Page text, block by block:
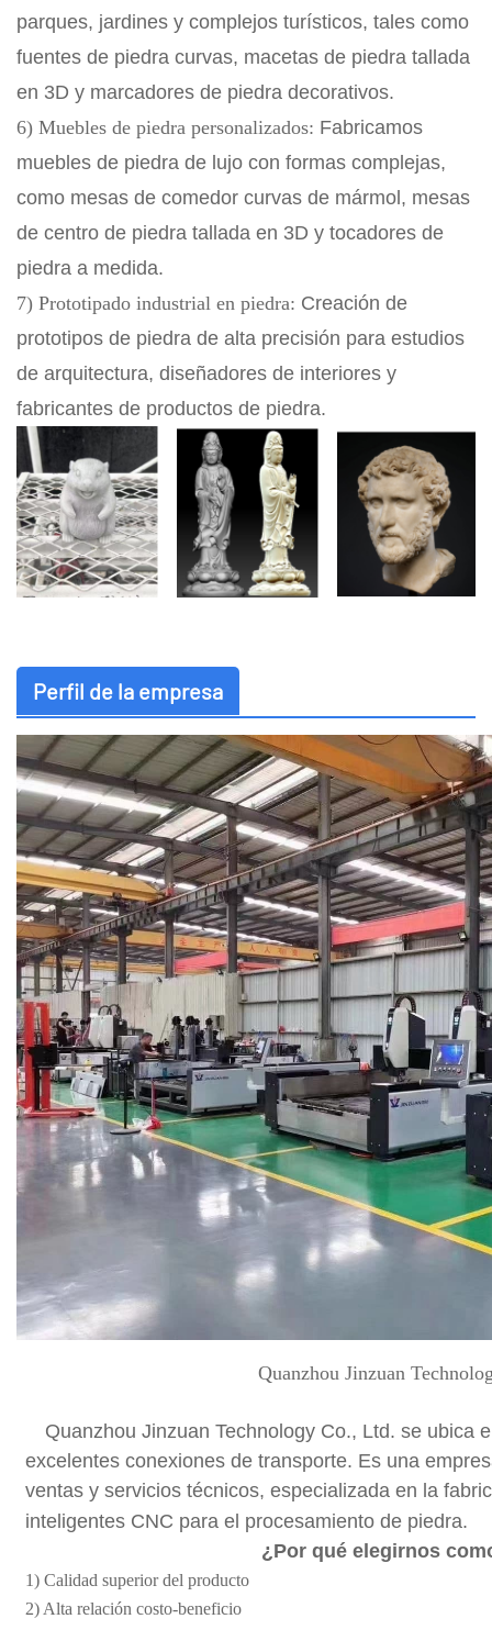
parques, jardines y complejos turísticos, tales como
fuentes de piedra curvas, macetas de piedra tallada
en 3D y marcadores de piedra decorativos.
6) Muebles de piedra personalizados: Fabricamos
muebles de piedra de lujo con formas complejas,
como mesas de comedor curvas de mármol, mesas
de centro de piedra tallada en 3D y tocadores de
piedra a medida.
7) Prototipado industrial en piedra: Creación de
prototipos de piedra de alta precisión para estudios
de arquitectura, diseñadores de interiores y
fabricantes de productos de piedra.
Perfil de la empresa
Quanzhou Jinzuan
Quanzhou Jinzuan Technology Co., Ltd. se ubica
excelentes conexiones de transporte. Es una
ventas y servicios técnicos, especializada en la
inteligentes CNC para el procesamiento de piedra.
¿Por qué elegirnos
1) Calidad superior del producto
2) Alta relación costo-beneficio